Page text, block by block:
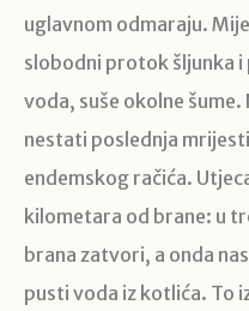
uglavnom odmaraju.
slobodni protok šljunka i
voda, suše okolne
nestati poslednja
endemskog račića.
kilometara od brane: u
brana zatvori, a onda
pusti voda iz kotlića. To